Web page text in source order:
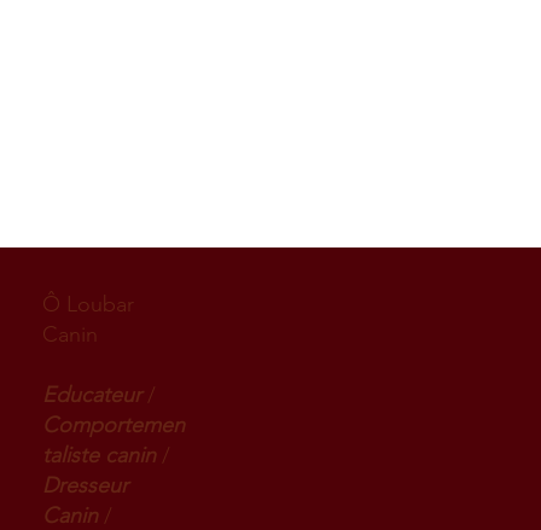
Ô Loubar
Canin
Educateur/
Comportemen
taliste canin/
Dresseur
Canin/